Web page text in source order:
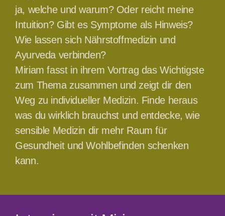
ja, welche und warum? Oder reicht meine
Intuition? Gibt es Symptome als Hinweis?
Wie lassen sich Nährstoffmedizin und
Ayurveda verbinden?
Miriam fasst in ihrem Vortrag das Wichtigste
zum Thema zusammen und zeigt dir den
Weg zu individueller Medizin. Finde heraus
was du wirklich brauchst und entdecke, wie
sensible Medizin dir mehr Raum für
Gesundheit und Wohlbefinden schenken
kann.